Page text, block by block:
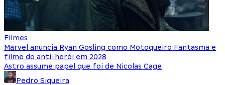
Filmes
Marvel anuncia Ryan Gosling como Motoqueiro Fantasma e
filme do anti-herói em 2028
Astro assume papel que foi de Nicolas Cage
Pedro Siqueira